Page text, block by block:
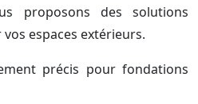
proposons des solutions
espaces extérieurs.
précis pour fondations